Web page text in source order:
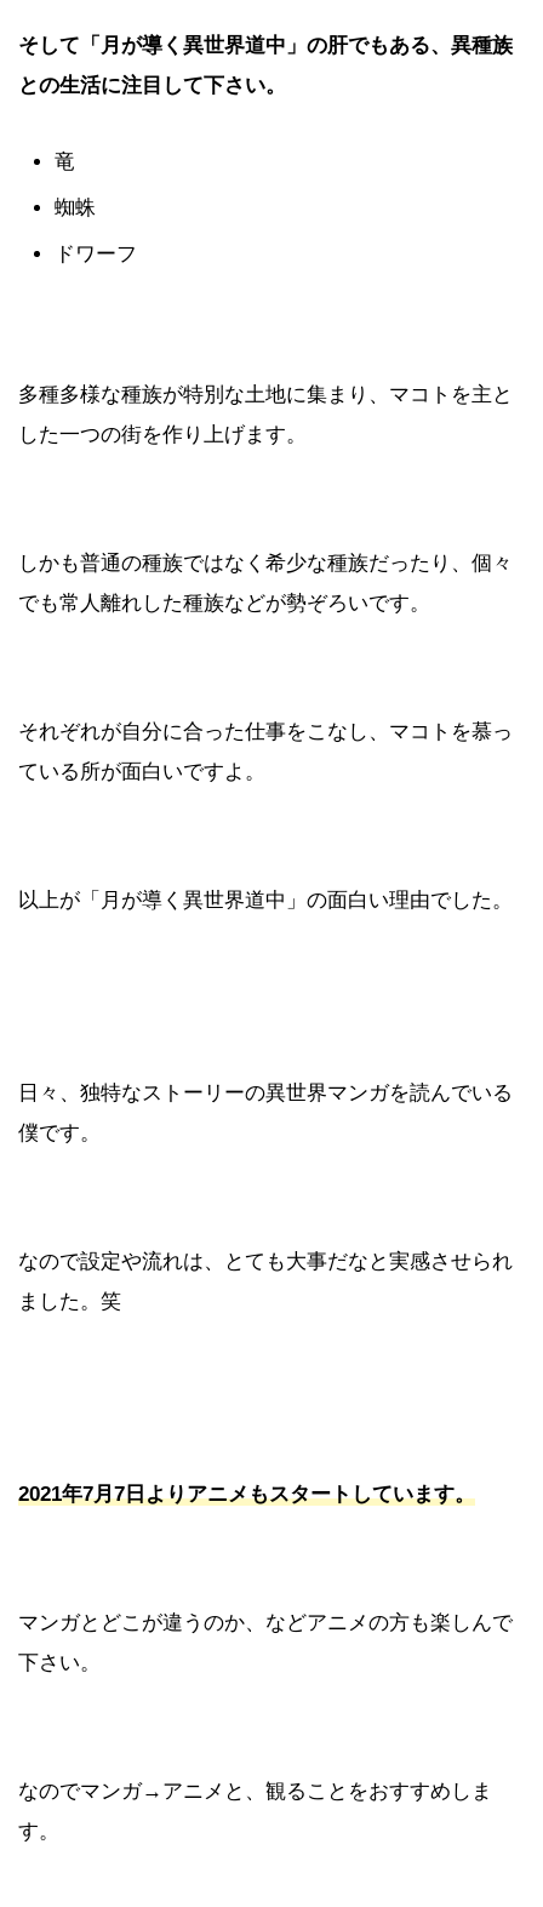
そして「月が導く異世界道中」の肝でもある、異種族
との生活に注目して下さい。
竜
蜘蛛
ドワーフ
多種多様な種族が特別な土地に集まり、マコトを主と
した一つの街を作り上げます。
しかも普通の種族ではなく希少な種族だったり、個々
でも常人離れした種族などが勢ぞろいです。
それぞれが自分に合った仕事をこなし、マコトを慕っ
ている所が面白いですよ。
以上が「月が導く異世界道中」の面白い理由でした。
日々、独特なストーリーの異世界マンガを読んでいる
僕です。
なので設定や流れは、とても大事だなと実感させられ
ました。笑
2021年7月7日よりアニメもスタートしています。
マンガとどこが違うのか、などアニメの方も楽しんで
下さい。
なのでマンガ→アニメと、観ることをおすすめしま
す。